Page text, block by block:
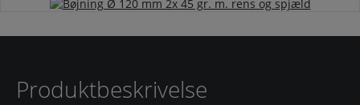
Produktbeskrivelse